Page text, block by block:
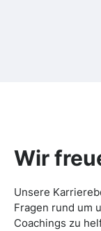
Wir
Unsere
Fragen rund um
Coachings zu